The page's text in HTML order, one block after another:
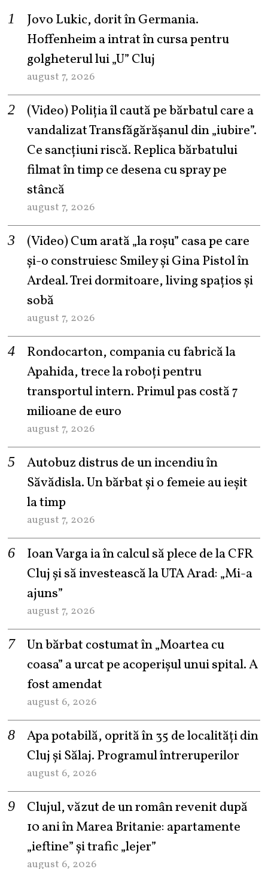
Jovo Lukic, dorit în Germania.
Hoffenheim a intrat în cursa pentru
golgheterul lui „U” Cluj
august 7, 2026
(Video) Poliția îl caută pe bărbatul care a
vandalizat Transfăgărășanul din „iubire”.
Ce sancțiuni riscă. Replica bărbatului
filmat în timp ce desena cu spray pe
stâncă
august 7, 2026
(Video) Cum arată „la roşu” casa pe care
şi-o construiesc Smiley şi Gina Pistol în
Ardeal. Trei dormitoare, living spațios și
sobă
august 7, 2026
Rondocarton, compania cu fabrică la
Apahida, trece la roboți pentru
transportul intern. Primul pas costă 7
milioane de euro
august 7, 2026
Autobuz distrus de un incendiu în
Săvădisla. Un bărbat și o femeie au ieșit
la timp
august 7, 2026
Ioan Varga ia în calcul să plece de la CFR
Cluj și să investească la UTA Arad: „Mi-a
ajuns”
august 7, 2026
Un bărbat costumat în „Moartea cu
coasa” a urcat pe acoperișul unui spital. A
fost amendat
august 6, 2026
Apa potabilă, oprită în 35 de localități din
Cluj și Sălaj. Programul întreruperilor
august 6, 2026
Clujul, văzut de un român revenit după
10 ani în Marea Britanie: apartamente
„ieftine” și trafic „lejer”
august 6, 2026